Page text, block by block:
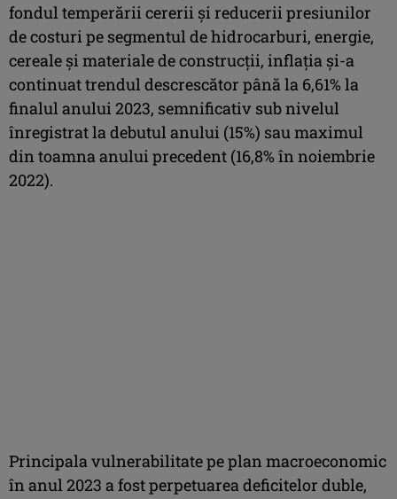
fondul temperării cererii și reducerii presiunilor
de costuri pe segmentul de hidrocarburi, energie,
cereale și materiale de construcții, inflația și-a
continuat trendul descrescător până la 6,61% la
finalul anului 2023, semnificativ sub nivelul
înregistrat la debutul anului (15%) sau maximul
din toamna anului precedent (16,8% în noiembrie
2022).
Principala vulnerabilitate pe plan macroeconomic
în anul 2023 a fost perpetuarea deficitelor duble,